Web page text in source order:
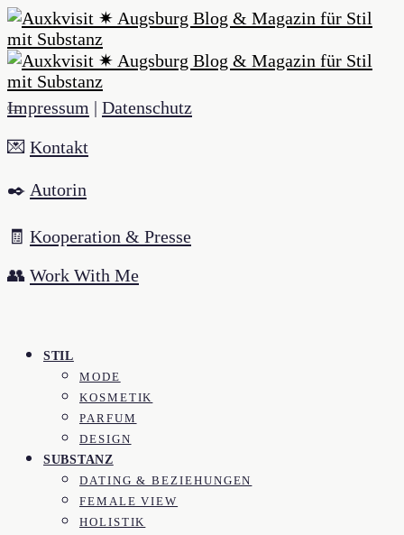
Impressum | Datenschutz
💌 Kontakt
✒️ Autorin
🧾 Kooperation & Presse
👥 Work With Me
STIL
MODE
KOSMETIK
PARFUM
DESIGN
SUBSTANZ
DATING & BEZIEHUNGEN
FEMALE VIEW
HOLISTIK